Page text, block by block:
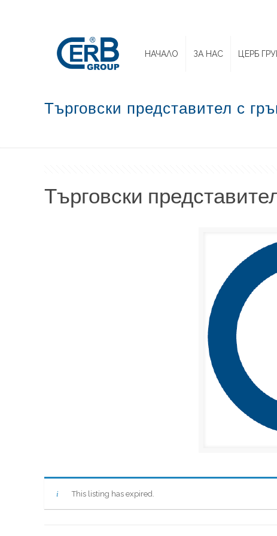
НАЧАЛО ЗА НАС ЦЕРБ
Търговски представител с
Търговски
This listing has expired.